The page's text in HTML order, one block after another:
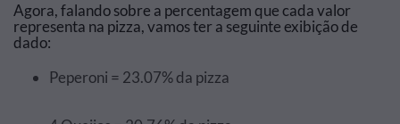
Agora, falando sobre a percentagem que cada valor
representa na pizza, vamos ter a seguinte exibição de
dado:
Peperoni = 23.07% da pizza